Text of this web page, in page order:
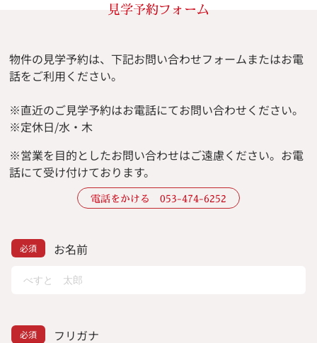
見学予約フォーム
物件の見学予約は、下記お問い合わせフォームまたはお電
話をご利用ください。
※直近のご見学予約はお電話にてお問い合わせください。
※定休日/水・木
※営業を目的としたお問い合わせはご遠慮ください。 お電
話にて受け付けております。
電話をかける 053-474-6252
お名前
フリガナ